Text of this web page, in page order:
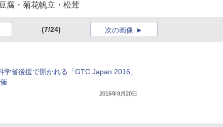
腐・菊花帆立・松茸
(7/24) 次の画像
学省後援で開かれる「GTC Japan 2016」
2016年9月20日